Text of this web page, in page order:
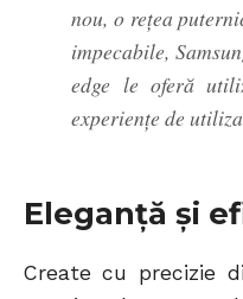
nou, o rețea
impecabile,
edge le oferă
experiențe de
Eleganță și
Create cu precizie